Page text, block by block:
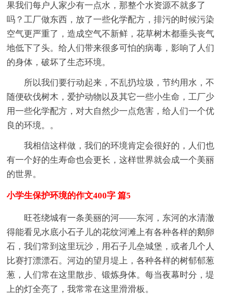
果我们每户人家少有一点水，那整个水资源不就多了
吗？工厂做东西，放了一些化学配方，排污的时候污染
空气更严重了，造成空气不新鲜，花草树木都垂头丧气
地低下了头。给人们带来很多可怕的病毒，影响了人们
的身体，破坏了生态环境。
所以我们要行动起来，不乱扔垃圾，节约用水，不
随便砍伐树木，爱护动物以及其它一些小生命，工厂少
用一些化学配方，对大自然少一点危害，给人们一个优
良的环境。。
我相信这样做，我们的环境肯定会很好的，人们也
有一个好的生寿命也会更长，这样世界就会成一个美丽
的世界。
小学生保护环境的作文400字 篇5
旺苍绕城有一条美丽的河——东河，东河的水清澈
得能看见水底小石子儿的花纹河滩上有各种各样的鹅卵
石，我们常到这里玩沙，用石子儿垒城堡，或者几个人
比赛打漂漂石。河边的望月堤上，各种各样的树郁郁葱
葱，人们常在这里散步、锻炼身体。每当夜幕时分，堤
上的灯全亮了，我常常在这里滑滑板。